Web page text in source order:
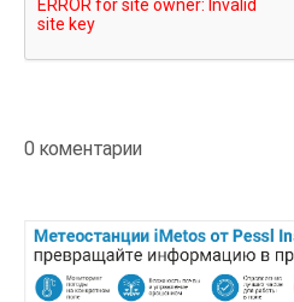
0 коментарии